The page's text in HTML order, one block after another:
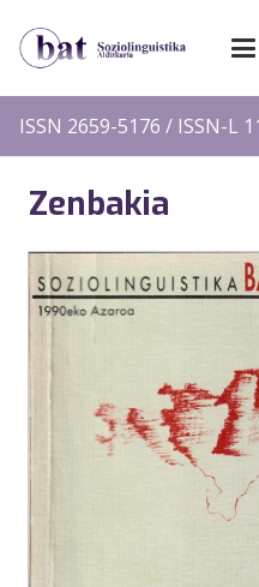
ISSN 2659-5176 / ISSN-L
Zenbakia